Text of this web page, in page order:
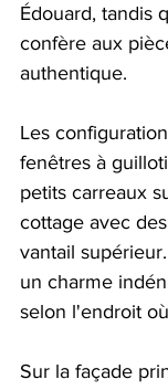
Édouard, tandis
confère aux
authentique.
Les
fenêtres à
petits carreaux
cottage avec
vantail
un charme
selon l'endroit
Sur la façade